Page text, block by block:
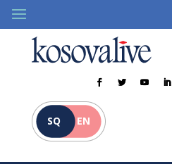
SQ EN